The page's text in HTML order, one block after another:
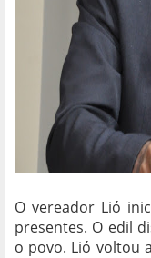
O vereador Lió
presentes. O edil
o povo. Lió voltou